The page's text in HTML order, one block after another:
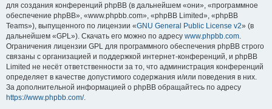
для создания конференций phpBB (в дальнейшем «они», «программное
обеспечение phpBB», «www.phpbb.com», «phpBB Limited», «phpBB
Teams»), выпущенного по лицензии «GNU General Public License v2» (в
дальнейшем «GPL»). Скачать его можно по адресу www.phpbb.com.
Ограничения лицензии GPL для программного обеспечения phpBB строго
связаны с организацией и поддержкой интернет-конференций, и phpBB
Limited не несёт ответственности за то, что администрация конференций
определяет в качестве допустимого содержания и/или поведения в них.
За дополнительной информацией о phpBB обращайтесь по адресу
https://www.phpbb.com/.